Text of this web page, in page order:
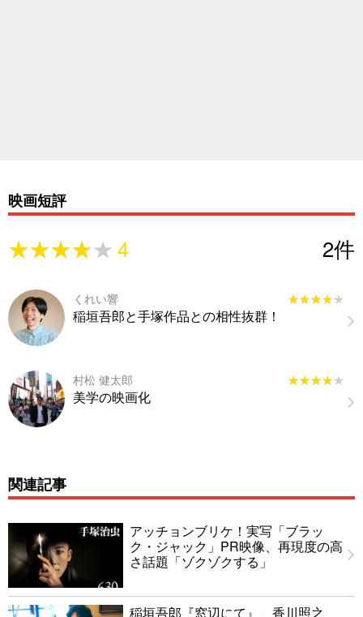
映画短評
★★★★★
★★★★★4 2件
くれい響 ★★★★★
★★★★★
稲垣吾郎と手塚作品との相性抜群！
村松 健太郎 ★★★★★
★★★★★
美学の映画化
関連記事
アッチョンブリケ！実写「ブラッ
ク・ジャック」PR映像、再現度の高
さ話題「ゾクゾクする」
稲垣吾郎『窓辺にて』、香川照之